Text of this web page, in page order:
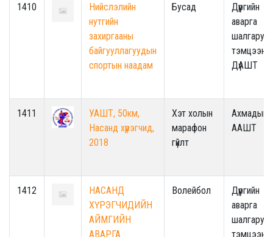
1410
Нийслэлийн
нутгийн
захиргааны
байгууллагуудын
спортын наадам
Бусад
Дүүргийн
аварга
тэмцээн /
ДүАШТ
1411
УАШТ, 50км,
Насанд хүрэгчид,
2018
Хэт холын
марафон
гүйлт
Ахмадын
ААШТ
1412
НАСАНД
ХҮРЭГЧИДИЙН
АЙМГИЙН
АВАРГА
Волейбол
Дүүргийн
аварга
тэмцээн /